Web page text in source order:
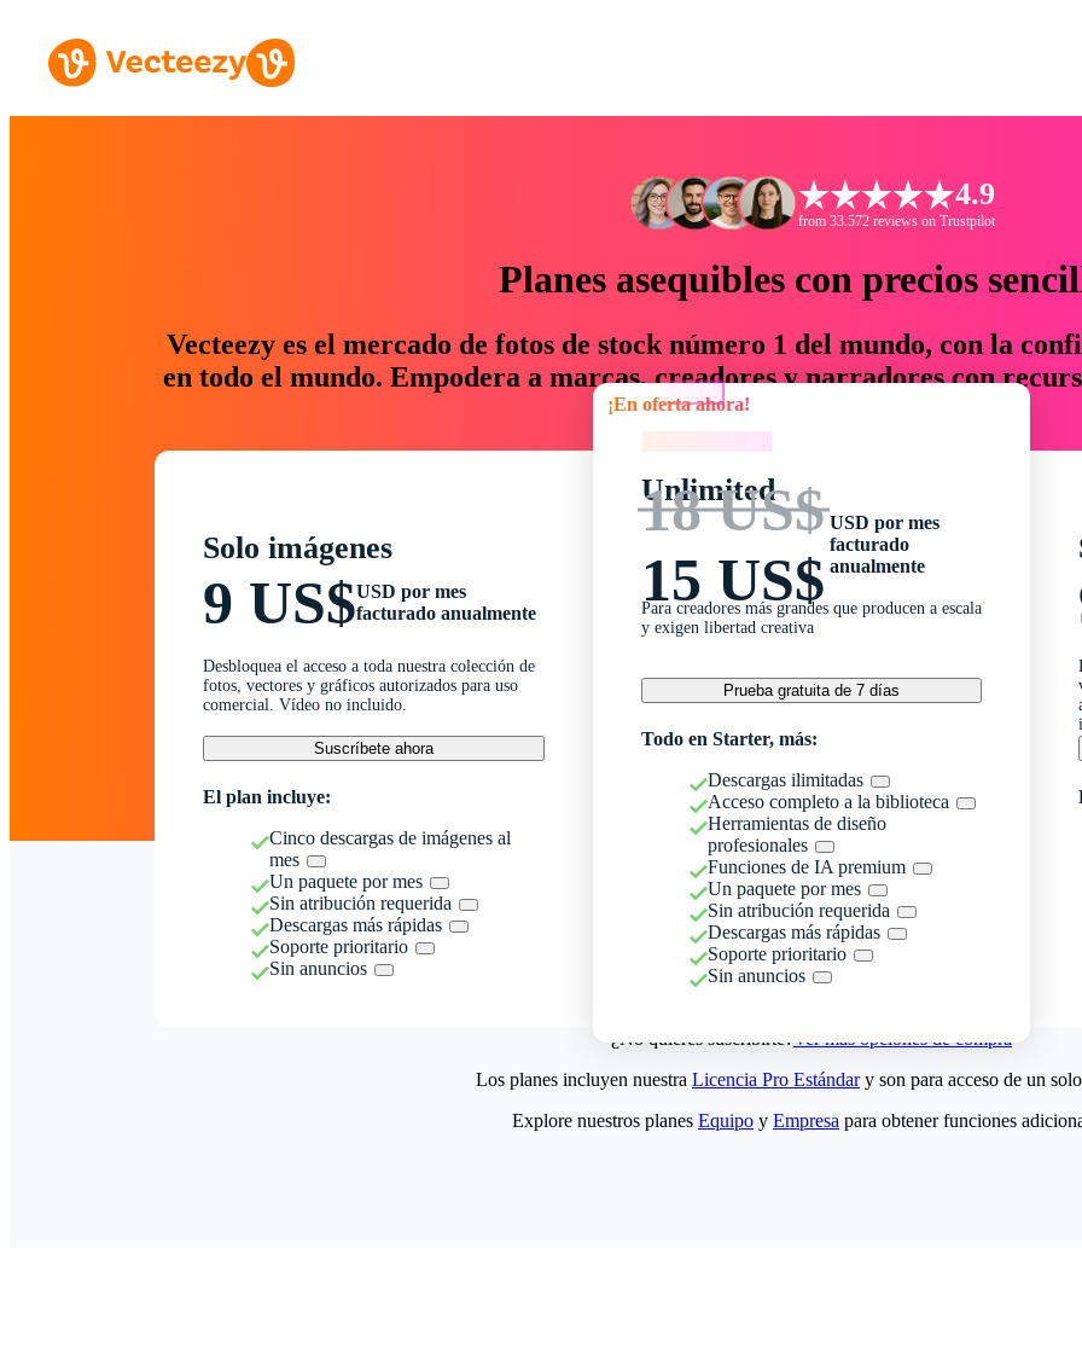
4.9
from 33.572 reviews on Trustpilot
Planes asequibles con precios
Vecteezy es el mercado de fotos de stock número 1 del mundo, con la
en todo el mundo. Empodera a marcas, creadores y narradores con
un 76 % en tiempo y presupuesto.
Solo imágenes
9 US$USD por mes
facturado anualmente
Desbloquea el acceso a toda nuestra colección de
fotos, vectores y gráficos autorizados para uso
comercial. Vídeo no incluido.
Suscríbete ahora
El plan incluye:
Cinco descargas de imágenes al
mes
Un paquete por mes
Sin atribución requerida
Descargas más rápidas
Soporte prioritario
Sin anuncios
¡En oferta ahora!
Unlimited
18 US$
15 US$
USD por mes
facturado
anualmente
Para creadores más grandes que producen a escala
y exigen libertad creativa
Prueba gratuita de 7 días
Todo en Starter, más:
Descargas ilimitadas
Acceso completo a la biblioteca
Herramientas de diseño
profesionales
Funciones de IA premium
Un paquete por mes
Sin atribución requerida
Descargas más rápidas
Soporte prioritario
Sin anuncios
¿No quieres suscribirte?Ver más opciones de compra
Los planes incluyen nuestra Licencia Pro Estándary son para acceso de un
Explore nuestros planes Equipo y Empresa para obtener funciones